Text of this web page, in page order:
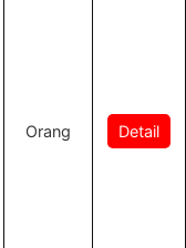
Orang Detail